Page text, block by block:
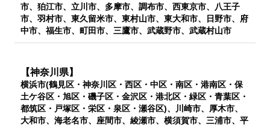
市、狛江市、立川市、多摩市、調布市、西東京市、八王子
市、羽村市、東久留米市、東村山市、東大和市、日野市、府
中市、福生市、町田市、三鷹市、武蔵野市、武蔵村山市
【神奈川県】
横浜市(鶴見区・神奈川区・西区・中区・南区・港南区・保
土ケ谷区・旭区・磯子区・金沢区・港北区・緑区・青葉区・
都筑区・戸塚区・栄区・泉区・瀬谷区)、川崎市、厚木市、
大和市、海老名市、座間市、綾瀬市、横須賀市、三浦市、平